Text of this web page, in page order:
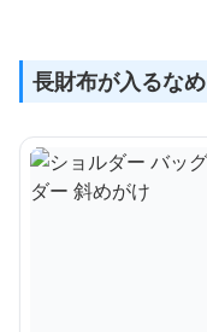
長財布が入るな